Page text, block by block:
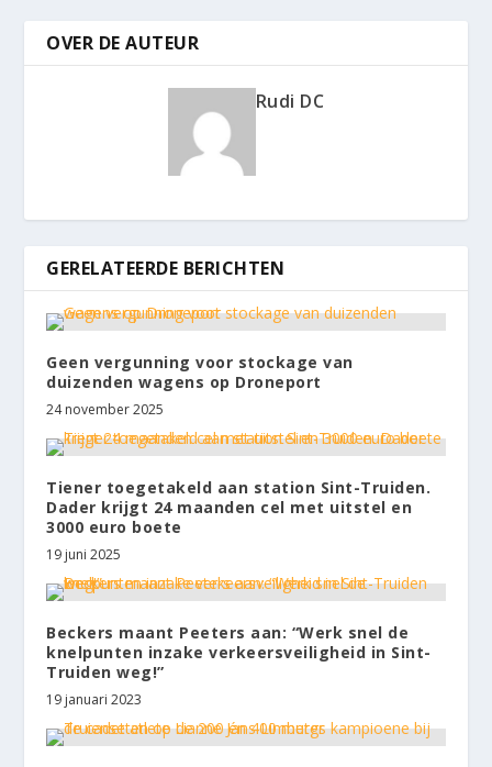
OVER DE AUTEUR
Rudi DC
GERELATEERDE BERICHTEN
Geen vergunning voor stockage van
duizenden wagens op Droneport
24 november 2025
Tiener toegetakeld aan station Sint-Truiden.
Dader krijgt 24 maanden cel met uitstel en
3000 euro boete
19 juni 2025
Beckers maant Peeters aan: “Werk snel de
knelpunten inzake verkeersveiligheid in Sint-
Truiden weg!”
19 januari 2023